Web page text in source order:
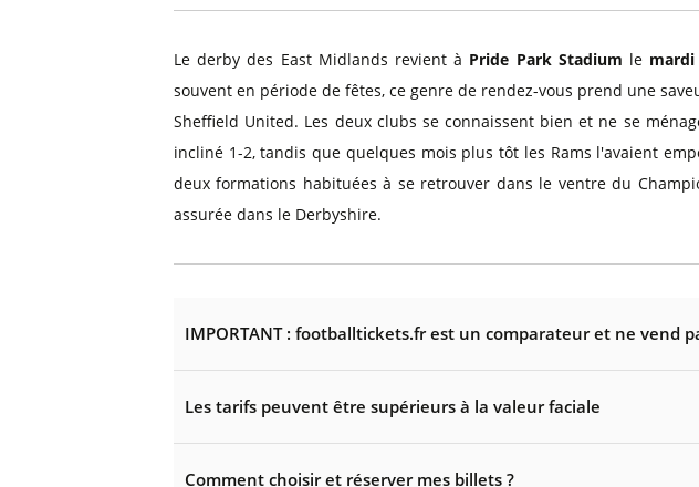
Le derby des East Midlands revient à Pride Park Stadium le mardi
souvent en période de fêtes, ce genre de rendez-vous prend une
Sheffield United. Les deux clubs se connaissent bien et ne se
incliné 1-2, tandis que quelques mois plus tôt les Rams l'avaient
deux formations habituées à se retrouver dans le ventre du
assurée dans le Derbyshire.
IMPORTANT : footballtickets.fr est un comparateur et ne vend
Les tarifs peuvent être supérieurs à la valeur faciale
Comment choisir et réserver mes billets ?